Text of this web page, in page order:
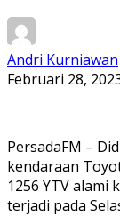
Andri Kurniawan
Februari 28,
PersadaFM –
kendaraan
1256 YTV alami
terjadi pada